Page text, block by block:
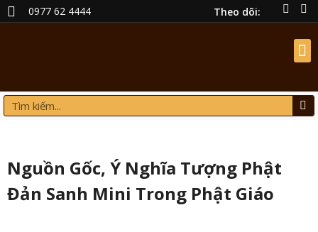
0977 62 4444 Theo dõi:
Nguồn Gốc, Ý Nghĩa Tượng Phật
Đản Sanh Mini Trong Phật Giáo